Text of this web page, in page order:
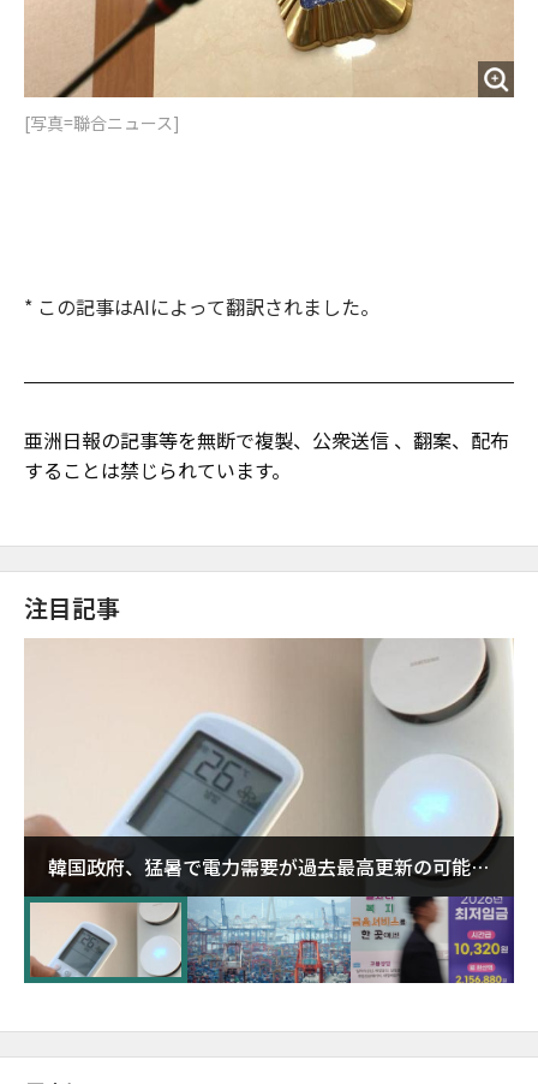
[写真=聯合ニュース]
* この記事はAIによって翻訳されました。
亜洲日報の記事等を無断で複製、公衆送信 、翻案、配布
することは禁じられています。
注目記事
韓国政府、猛暑で電力需要が過去最高更新の可能性
に需給対応体制を点検